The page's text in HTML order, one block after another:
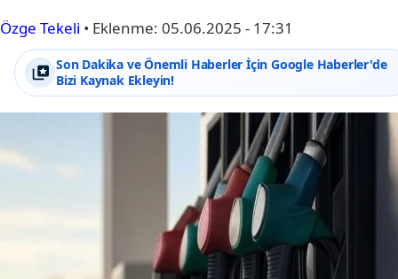
Özge Tekeli • Eklenme: 05.06.2025 - 17:31
Son Dakika ve Önemli Haberler İçin Google Haberler'de
Bizi Kaynak Ekleyin!